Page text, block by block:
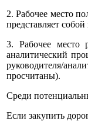
2. Рабочее место
представляет
3. Рабочее место
аналитический
руководителя/
просчитаны).
Среди
Если закупить